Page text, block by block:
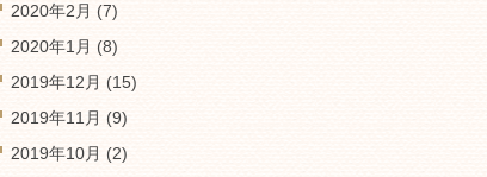
2020年2月 (7)
2020年1月 (8)
2019年12月 (15)
2019年11月 (9)
2019年10月 (2)